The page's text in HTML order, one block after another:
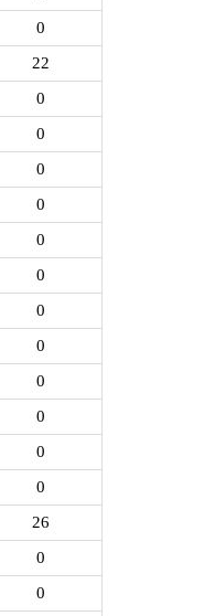
0
22
0
0
0
0
0
0
0
0
0
0
0
0
26
0
0